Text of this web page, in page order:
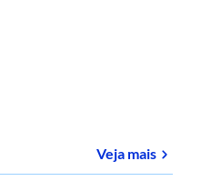
Veja mais sobre